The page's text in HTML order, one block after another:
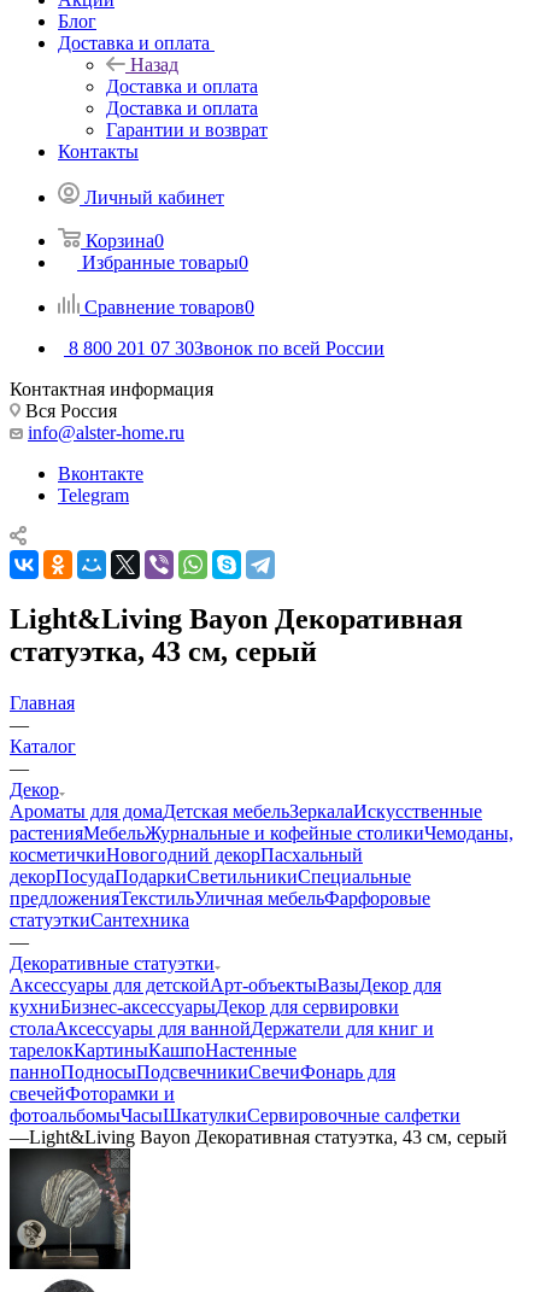
Блог
Доставка и оплата
Назад
Доставка и оплата
Доставка и оплата
Гарантии и возврат
Контакты
Личный кабинет
Корзина0
Избранные товары0
Сравнение товаров0
8 800 201 07 30Звонок по всей России
Контактная информация
Вся Россия
info@alster-home.ru
Вконтакте
Telegram
Light&Living Bayon Декоративная
статуэтка, 43 см, серый
Главная
—
Каталог
—
Декор
Ароматы для домаДетская мебельЗеркалаИскусственные
растенияМебельЖурнальные и кофейные столикиЧемоданы,
косметичкиНовогодний декорПасхальный
декорПосудаПодаркиСветильникиСпециальные
предложенияТекстильУличная мебельФарфоровые
статуэткиСантехника
—
Декоративные статуэтки
Аксессуары для детскойАрт-объектыВазыДекор для
кухниБизнес-аксессуарыДекор для сервировки
столаАксессуары для ваннойДержатели для книг и
тарелокКартиныКашпоНастенные
панноПодносыПодсвечникиСвечиФонарь для
свечейФоторамки и
фотоальбомыЧасыШкатулкиСервировочные салфетки
—Light&Living Bayon Декоративная статуэтка, 43 см, серый